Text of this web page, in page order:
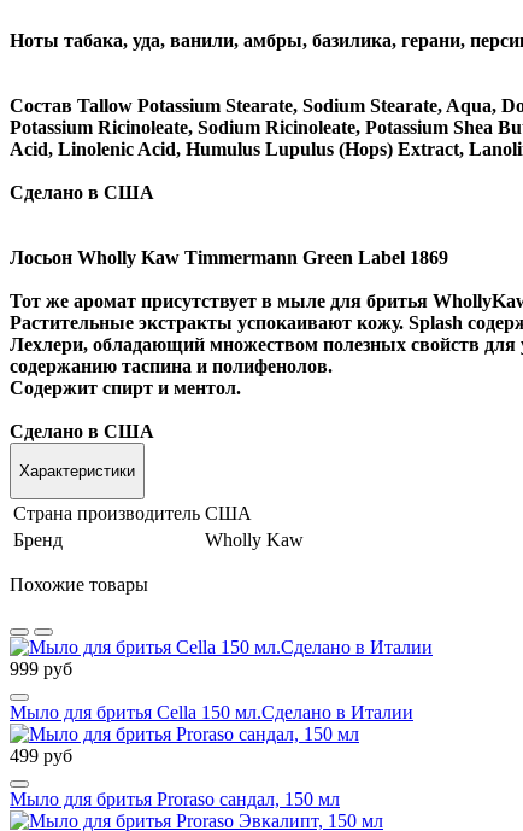
Ноты табака, уда, ванили, амбры, базилика, герани,
Состав Tallow Potassium Stearate, Sodium Stearate,
Potassium Ricinoleate, Sodium Ricinoleate, Potassium Shea
Acid, Linolenic Acid, Humulus Lupulus (Hops) Extract,
Сделано в США
Лосьон Wholly Kaw Timmermann Green Label 1869
Тот же аромат присутствует в мыле для бритья
Растительные экстракты успокаивают кожу. Splash
Лехлери, обладающий множеством полезных свойств для
содержанию таспина и полифенолов.
Содержит спирт и ментол.
Сделано в США
Характеристики
Страна производитель США
Бренд
Wholly Kaw
Похожие товары
999 руб
Мыло для бритья Cella 150 мл.Сделано в Италии
499 руб
Мыло для бритья Proraso сандал, 150 мл